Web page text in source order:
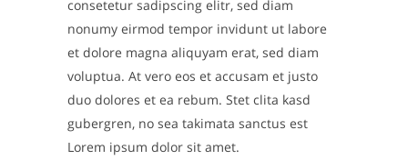
consetetur sadipscing elitr, sed diam
nonumy eirmod tempor invidunt ut labore
et dolore magna aliquyam erat, sed diam
voluptua. At vero eos et accusam et justo
duo dolores et ea rebum. Stet clita kasd
gubergren, no sea takimata sanctus est
Lorem ipsum dolor sit amet.